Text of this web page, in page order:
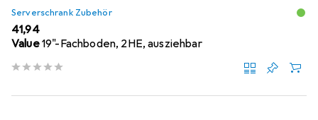
Serverschrank Zubehör
EUR
41,94
Value19"-Fachboden, 2HE, ausziehbar